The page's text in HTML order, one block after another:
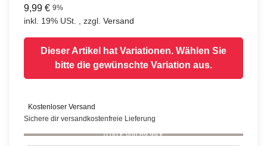
9,99 € 9%
inkl. 19% USt. , zzgl. Versand
Dieser Artikel hat Variationen. Wählen Sie
bitte die gewünschte Variation aus.
Kostenloser Versand
Sichere dir versandkostenfreie Lieferung
0,00 € von 69,99 €